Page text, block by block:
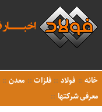
خانه فولاد فلزات معدن
معرفی شرکتها